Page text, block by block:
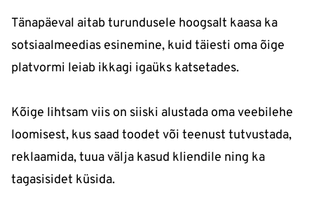
Tänapäeval aitab turundusele hoogsalt kaasa ka
sotsiaalmeedias esinemine, kuid täiesti oma õige
platvormi leiab ikkagi igaüks katsetades.
Kõige lihtsam viis on siiski alustada oma veebilehe
loomisest, kus saad toodet või teenust tutvustada,
reklaamida, tuua välja kasud kliendile ning ka
tagasisidet küsida.